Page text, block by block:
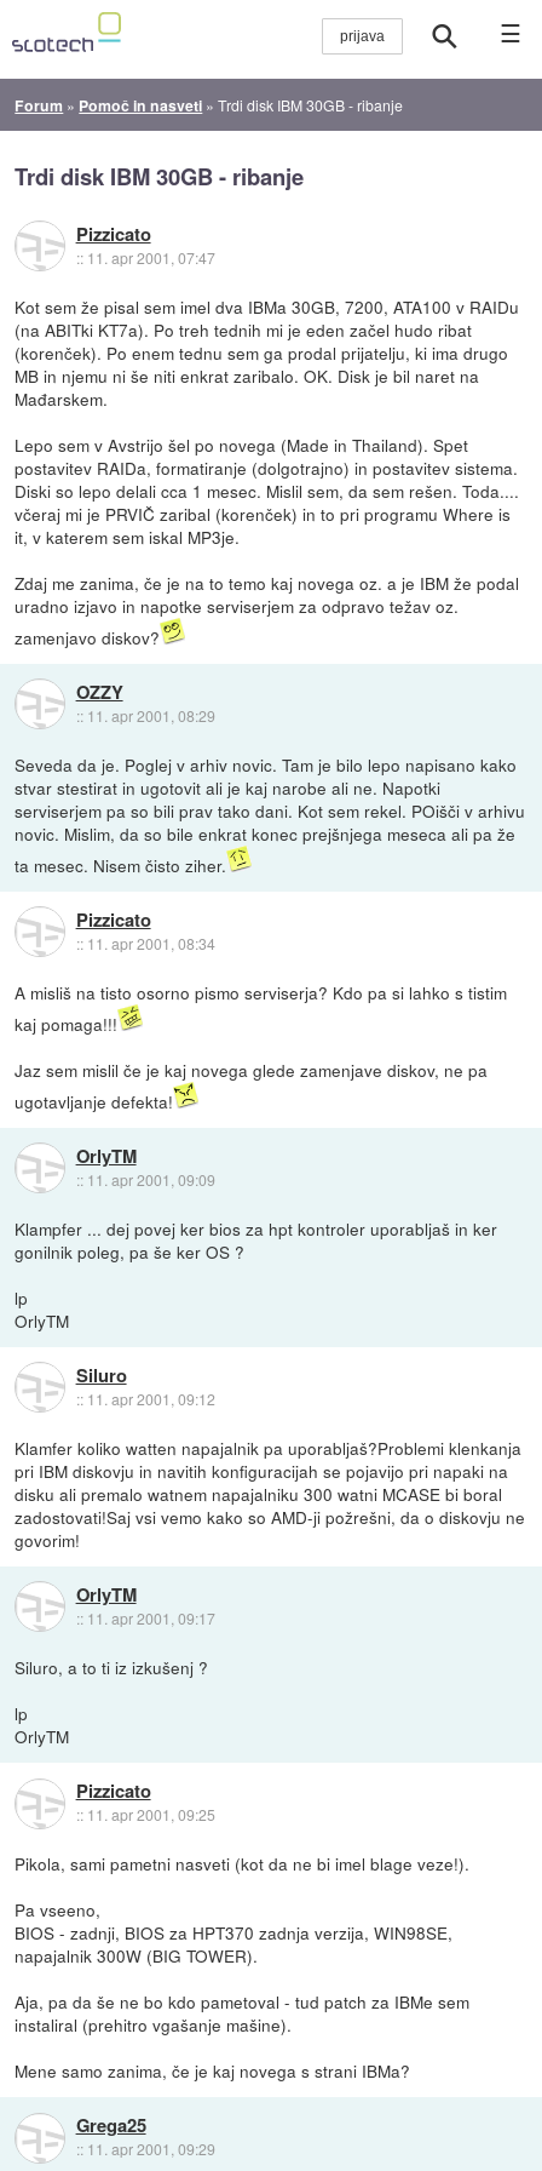
☰
Forum » Pomoč in nasveti »Trdi disk IBM 30GB - ribanje
Trdi disk IBM 30GB - ribanje
Pizzicato
:: 11. apr 2001, 07:47
Kot sem že pisal sem imel dva IBMa 30GB, 7200, ATA100 v RAIDu
(na ABITki KT7a). Po treh tednih mi je eden začel hudo ribat
(korenček). Po enem tednu sem ga prodal prijatelju, ki ima drugo
MB in njemu ni še niti enkrat zaribalo. OK. Disk je bil naret na
Mađarskem.
Lepo sem v Avstrijo šel po novega (Made in Thailand). Spet
postavitev RAIDa, formatiranje (dolgotrajno) in postavitev sistema.
Diski so lepo delali cca 1 mesec. Mislil sem, da sem rešen. Toda....
včeraj mi je PRVIČ zaribal (korenček) in to pri programu Where is
it, v katerem sem iskal MP3je.
Zdaj me zanima, če je na to temo kaj novega oz. a je IBM že podal
uradno izjavo in napotke serviserjem za odpravo težav oz.
zamenjavo diskov?
OZZY
:: 11. apr 2001, 08:29
Seveda da je. Poglej v arhiv novic. Tam je bilo lepo napisano kako
stvar stestirat in ugotovit ali je kaj narobe ali ne. Napotki
serviserjem pa so bili prav tako dani. Kot sem rekel. POišči v arhivu
novic. Mislim, da so bile enkrat konec prejšnjega meseca ali pa že
ta mesec. Nisem čisto ziher.
Pizzicato
:: 11. apr 2001, 08:34
A misliš na tisto osorno pismo serviserja? Kdo pa si lahko s tistim
kaj pomaga!!!
Jaz sem mislil če je kaj novega glede zamenjave diskov, ne pa
ugotavljanje defekta!
OrlyTM
:: 11. apr 2001, 09:09
Klampfer ... dej povej ker bios za hpt kontroler uporabljaš in ker
gonilnik poleg, pa še ker OS ?
lp
OrlyTM
Siluro
:: 11. apr 2001, 09:12
Klamfer koliko watten napajalnik pa uporabljaš?Problemi klenkanja
pri IBM diskovju in navitih konfiguracijah se pojavijo pri napaki na
disku ali premalo watnem napajalniku 300 watni MCASE bi boral
zadostovati!Saj vsi vemo kako so AMD-ji požrešni, da o diskovju ne
govorim!
OrlyTM
:: 11. apr 2001, 09:17
Siluro, a to ti iz izkušenj ?
lp
OrlyTM
Pizzicato
:: 11. apr 2001, 09:25
Pikola, sami pametni nasveti (kot da ne bi imel blage veze!).
Pa vseeno,
BIOS - zadnji, BIOS za HPT370 zadnja verzija, WIN98SE,
napajalnik 300W (BIG TOWER).
Aja, pa da še ne bo kdo pametoval - tud patch za IBMe sem
instaliral (prehitro vgašanje mašine).
Mene samo zanima, če je kaj novega s strani IBMa?
Grega25
:: 11. apr 2001, 09:29